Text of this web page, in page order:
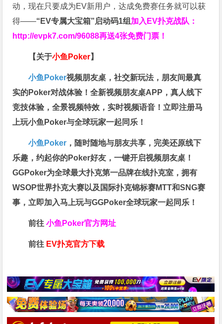
动，现在只要成为EV新用户，达成免费赛任务就可以获
得——“EV专属大宝箱”启动码1组 加入EV扑克战队：
http://evpk7.com/96088再送4张免费门票！
【关于小鱼Poker】
小鱼Poker视频朋友桌，社交新玩法，朋友间最真
实的Poker对战体验！全新视频朋友桌APP，真人线下
竞技体验，全景视频特效，实时视频语音！立即注册马
上玩小鱼Poker与全球玩家一起同乐！
小鱼Poker ，随时随地与朋友共享，完美还原线下
乐趣，约起你的Poker好友，一键开启视频朋友桌！
GGPoker为全球最大扑克第一品牌在线扑克室，拥有
WSOP世界扑克大赛以及国际扑克锦标赛MTT和SNG赛
事，立即加入马上玩与GGPoker全球玩家一起同乐！
前往小鱼Poker官方网址
前往 EV扑克官方下载